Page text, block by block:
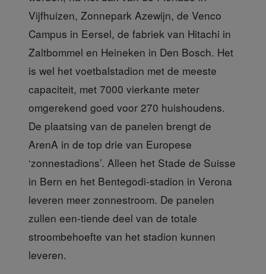
Vijfhuizen, Zonnepark Azewijn, de Venco
Campus in Eersel, de fabriek van Hitachi in
Zaltbommel en Heineken in Den Bosch. Het
is wel het voetbalstadion met de meeste
capaciteit, met 7000 vierkante meter
omgerekend goed voor 270 huishoudens.
De plaatsing van de panelen brengt de
ArenA in de top drie van Europese
‘zonnestadions’. Alleen het Stade de Suisse
in Bern en het Bentegodi-stadion in Verona
leveren meer zonnestroom. De panelen
zullen een-tiende deel van de totale
stroombehoefte van het stadion kunnen
leveren.